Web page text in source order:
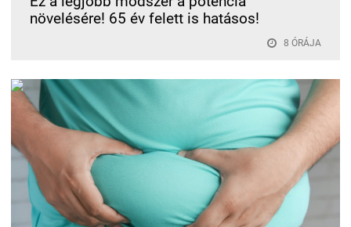
növelésére! 65 év felett is hatásos!
8 ÓRÁJA